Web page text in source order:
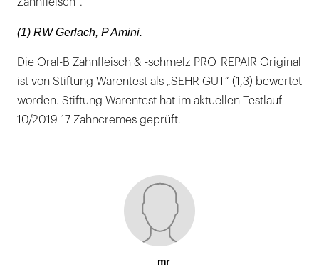
(1) RW Gerlach, P Amini.
Die Oral-B Zahnfleisch & -schmelz PRO-REPAIR Original
ist von Stiftung Warentest als „SEHR GUT“ (1,3) bewertet
worden. Stiftung Warentest hat im aktuellen Testlauf
10/2019 17 Zahncremes geprüft.
mr